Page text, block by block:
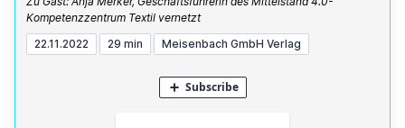
Kompetenzzentrum Textil vernetzt
22.11.2022
29 min Meisenbach GmbH Verlag